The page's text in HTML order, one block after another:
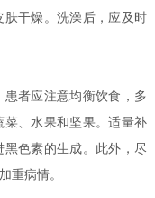
干燥。洗澡后，应及时
者应注意均衡饮食，多
、水果和坚果。适量补
色素的生成。此外，尽
重病情。